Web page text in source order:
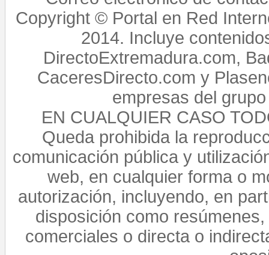
Copyright © Portal en Red
2014. Incluye
DirectoExtremadura.com,
CaceresDirecto.com y
empresas del
EN CUALQUIER CASO
Queda prohibida la
comunicación pública y
web, en cualquier forma o
autorización, incluyendo, en
disposición como
comerciales o directa o